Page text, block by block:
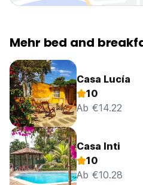
Mehr bed and
Casa Lucía
10
Ab €14.22
Casa Inti
10
Ab €10.28